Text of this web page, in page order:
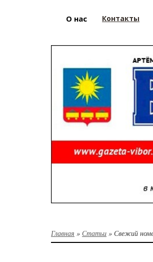
О нас Контакты
Главная » Статьи » Свежий